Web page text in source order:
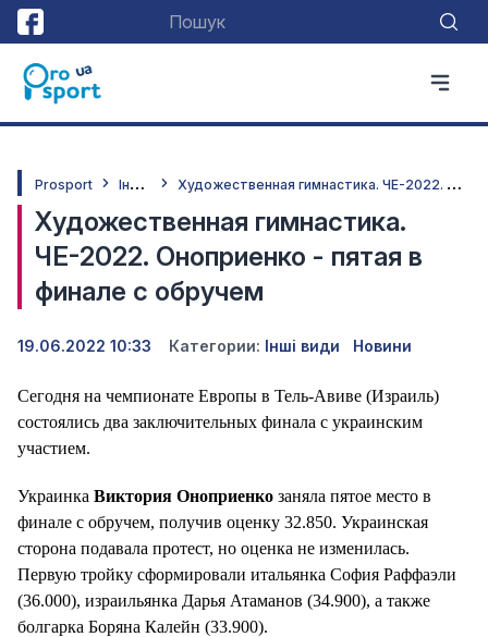
Prosport І
нші види Х
удожественная гимнастика. ЧЕ-2022. Оноприенко - пятая в финале с обручем
Художественная гимнастика.
ЧЕ-2022. Оноприенко - пятая в
финале с обручем
19.06.2022 10:33 Категории: Інші види Новини
Сегодня на чемпионате Европы в Тель-Авиве (Израиль)
состоялись два заключительных финала с украинским
участием.
Украинка Виктория Оноприенко заняла пятое место в
финале с обручем, получив оценку 32.850. Украинская
сторона подавала протест, но оценка не изменилась.
Первую тройку сформировали итальянка София Раффаэли
(36.000), израильянка Дарья Атаманов (34.900), а также
болгарка Боряна Калейн (33.900).